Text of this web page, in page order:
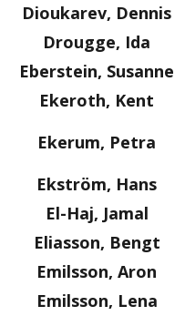
Dioukarev, Dennis
Drougge, Ida
Eberstein, Susanne
Ekeroth, Kent
Ekerum, Petra
Ekström, Hans
El-Haj, Jamal
Eliasson, Bengt
Emilsson, Aron
Emilsson, Lena